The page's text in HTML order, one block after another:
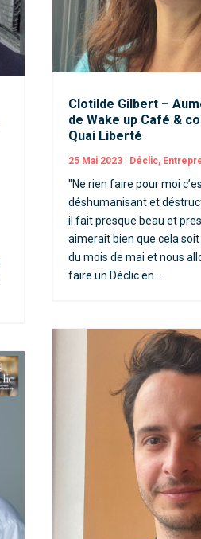
Clotilde Gilbert –
de Wake up Café &
Quai Liberté
25 Mai 2023| Déclic,
"Ne rien faire pour moi
déshumanisant et
il fait presque beau et
aimerait bien que cela
du mois de mai et nous
faire un Déclic en...